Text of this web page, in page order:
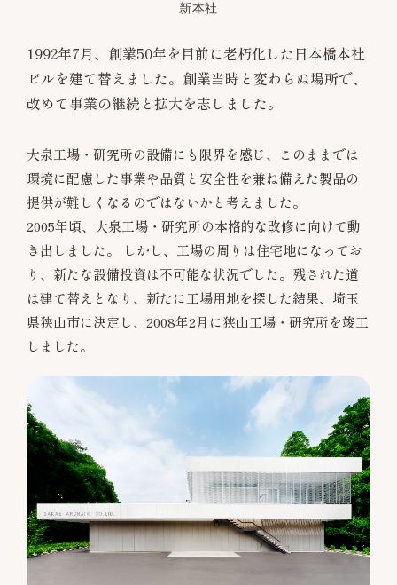
新本社
1992年7月、創業50年を目前に老朽化した日本橋本社
ビルを建て替えました。創業当時と変わらぬ場所で、
改めて事業の継続と拡大を志しました。
大泉工場・研究所の設備にも限界を感じ、このままでは
環境に配慮した事業や品質と安全性を兼ね備えた製品の
提供が難しくなるのではないかと考えました。
2005年頃、大泉工場・研究所の本格的な改修に向けて動
き出しました。 しかし、工場の周りは住宅地になってお
り、新たな設備投資は不可能な状況でした。残された道
は建て替えとなり、新たに工場用地を探した結果、埼玉
県狭山市に決定し、2008年2月に狭山工場・研究所を竣工
しました。